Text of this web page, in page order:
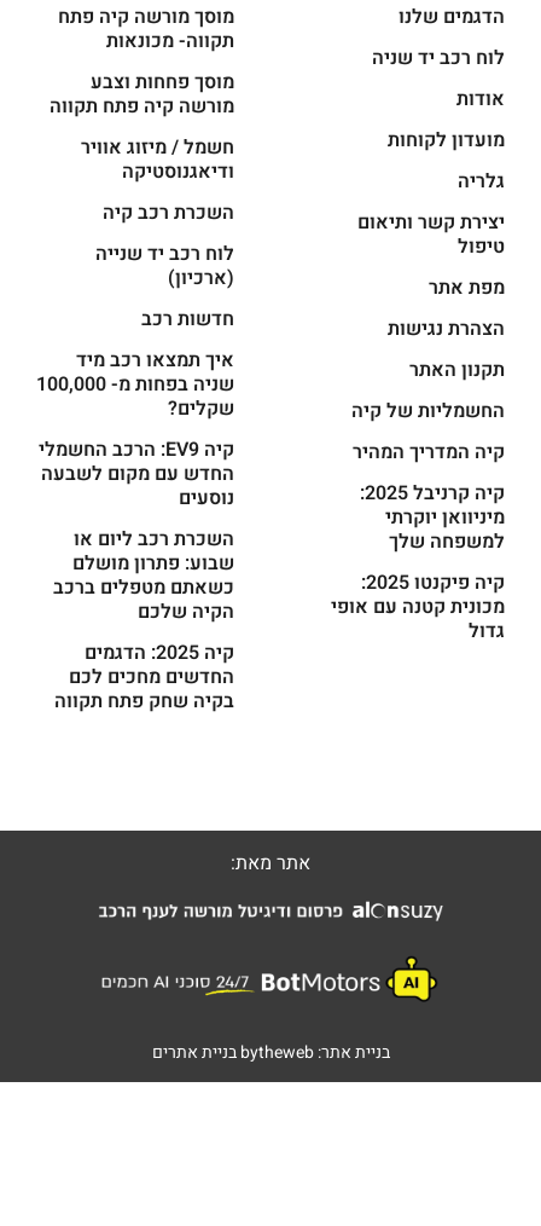
הדגמים שלנו
לוח רכב יד שניה
אודות
מועדון לקוחות
גלריה
יצירת קשר ותיאום
טיפול
מפת אתר
הצהרת נגישות
תקנון האתר
החשמליות של קיה
קיה המדריך המהיר
קיה קרניבל 2025:
מיניוואן יוקרתי
למשפחה שלך
קיה פיקנטו 2025:
מכונית קטנה עם אופי
גדול
מוסך מורשה קיה פתח
תקווה- מכונאות
מוסך פחחות וצבע
מורשה קיה פתח תקווה
חשמל / מיזוג אוויר
ודיאגנוסטיקה
השכרת רכב קיה
לוח רכב יד שנייה
(ארכיון)
חדשות רכב
איך תמצאו רכב מיד
שניה בפחות מ- 100,000
שקלים?
קיה EV9: הרכב החשמלי
החדש עם מקום לשבעה
נוסעים
השכרת רכב ליום או
שבוע: פתרון מושלם
כשאתם מטפלים ברכב
הקיה שלכם
קיה 2025: הדגמים
החדשים מחכים לכם
בקיה שחק פתח תקווה
אתר מאת:
בניית אתר:bytheweb בניית אתרים